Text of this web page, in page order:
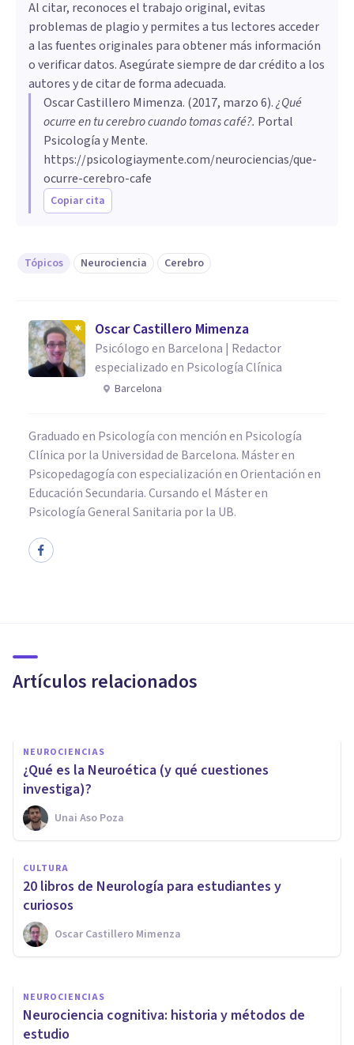
Al citar, reconoces el trabajo original, evitas
problemas de plagio y permites a tus lectores acceder
a las fuentes originales para obtener más información
o verificar datos. Asegúrate siempre de dar crédito a los
autores y de citar de forma adecuada.
Oscar Castillero Mimenza. (2017, marzo 6).​¿Qué
ocurre en tu cerebro cuando tomas café?. Portal
Psicología y Mente.
https://psicologiaymente.com/neurociencias/que-
ocurre-cerebro-cafe
Copiar cita
Tópicos Neurociencia Cerebro
Oscar Castillero Mimenza
Psicólogo en Barcelona | Redactor
especializado en Psicología Clínica
Barcelona
Graduado en Psicología con mención en Psicología
Clínica por la Universidad de Barcelona. Máster en
Psicopedagogía con especialización en Orientación en
Educación Secundaria. Cursando el Máster en
Psicología General Sanitaria por la UB.
Artículos relacionados
humana
NEUROCIENCIAS
¿Qué es la Neuroética (y qué cuestiones
investiga)?
Unai Aso Poza
CULTURA
​20 libros de Neurología para estudiantes y
curiosos
Oscar Castillero Mimenza
NEUROCIENCIAS
La teoría del cerebro triuno de
MacLean: qué es y qué
propone
Andrés Carrillo
NEUROCIENCIAS
Neurociencia cognitiva: historia y métodos de
estudio